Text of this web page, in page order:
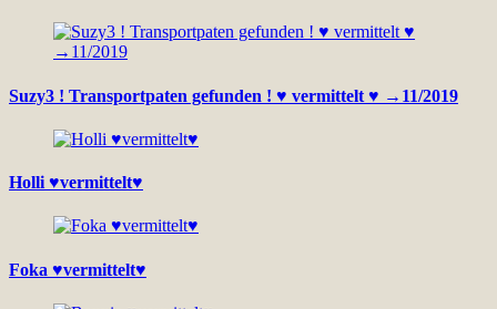
Suzy3 ! Transportpaten gefunden ! ♥ vermittelt ♥ →11/2019
Holli ♥vermittelt♥
Foka ♥vermittelt♥